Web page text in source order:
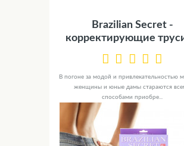
Brazilian Secret -
корректирующие
В погоне за модой и привлекательностью
женщины и юные дамы стараются
способами приобре...